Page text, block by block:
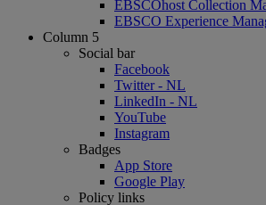
EBSCOhost Collection
EBSCO Experience
Column 5
Social bar
Facebook
Twitter - NL
LinkedIn - NL
YouTube
Instagram
Badges
App Store
Google Play
Policy links